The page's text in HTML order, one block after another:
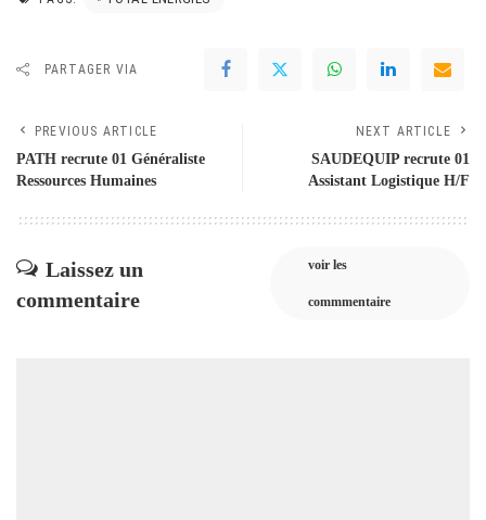
PARTAGER VIA
PREVIOUS ARTICLE
PATH recrute 01 Généraliste
Ressources Humaines
NEXT ARTICLE
SAUDEQUIP recrute 01
Assistant Logistique H/F
Laissez un
commentaire
voir les
commmentaire